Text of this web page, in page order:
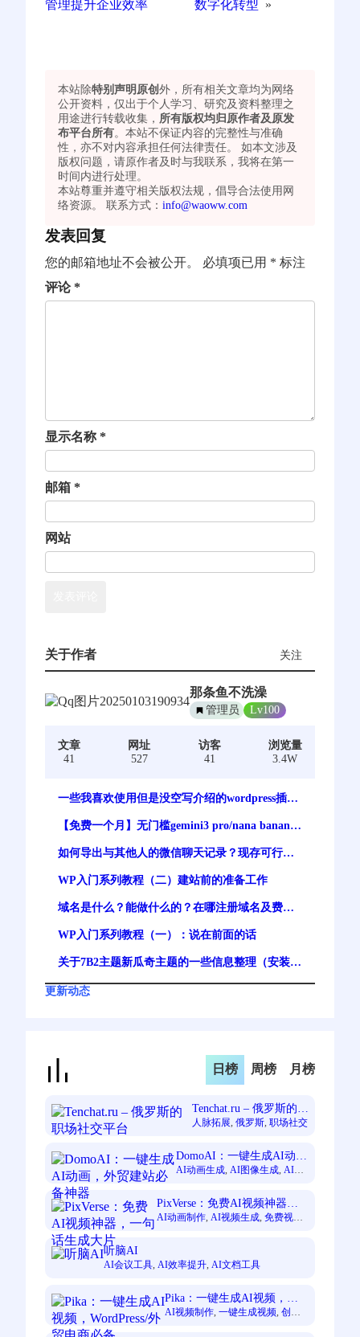
管理提升企业效率
数字化转型 »
本站除特别声明原创 外，所有相关文章均为网络
公开资料，仅出于个人学习、研究及资料整理之
用途进行转载收集， 所有版权均归原作者及原发
布平台所有。本站不保证内容的完整性与准确
性，亦不对内容承担任何法律责任。 如本文涉及
版权问题，请原作者及时与我联系，我将在第一
时间内进行处理。
本站尊重并遵守相关版权法规，倡导合法使用网
络资源。 联系方式： info@waoww.com
发表回复
您的邮箱地址不会被公开。 必填项已用 * 标注
评论 *
显示名称 *
邮箱 *
网站
关于作者 关注
那条鱼不洗澡
管理员 Lv100
文章
41
网址
527
访客
41
浏览量
3.4W
一些我喜欢使用但是没空写介绍的wordpress插件
【免费一个月】无门槛gemini3 pro/nana banana
如何导出与其他人的微信聊天记录？现存可行方
WP入门系列教程（二）建站前的准备工作
域名是什么？能做什么的？在哪注册域名及费
WP入门系列教程（一）：说在前面的话
关于7B2主题新瓜奇主题的一些信息整理（安装及
更新动态
日榜 周榜 月榜
Tenchat.ru – 俄罗斯的职
场社交平台
人脉拓展, 俄罗斯, 职场社交
DomoAI：一键生成AI动
画，外贸建站必备神器
AI动画生成, AI图像生成, AI视
具
创作者
PixVerse：免费AI视频神器，
一句话生成大片
AI动画制作, AI视频生成, 免费视频
听脑AI
AI会议工具, AI效率提升, AI文档工具
Pika：一键生成AI视频，
WordPress/外贸电商必备
AI视频制作, 一键生成视频, 创意